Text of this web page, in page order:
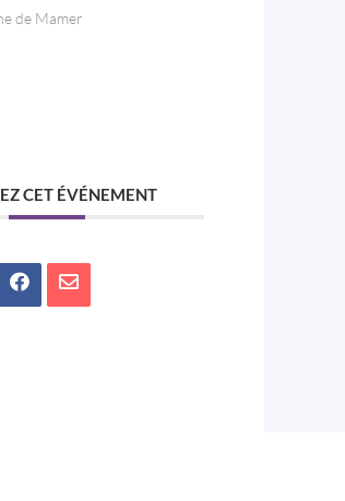
de Mamer
CET ÉVÉNEMENT